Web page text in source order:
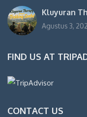
Kluyuran
Agustus 3,
FIND US AT
CONTACT US